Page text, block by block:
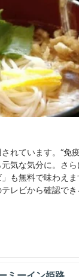
れています。“免
気な気分に。さ
も無料で味わえ
レビから確認で